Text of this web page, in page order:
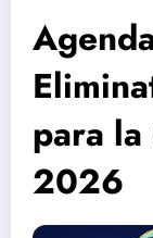
para
2026